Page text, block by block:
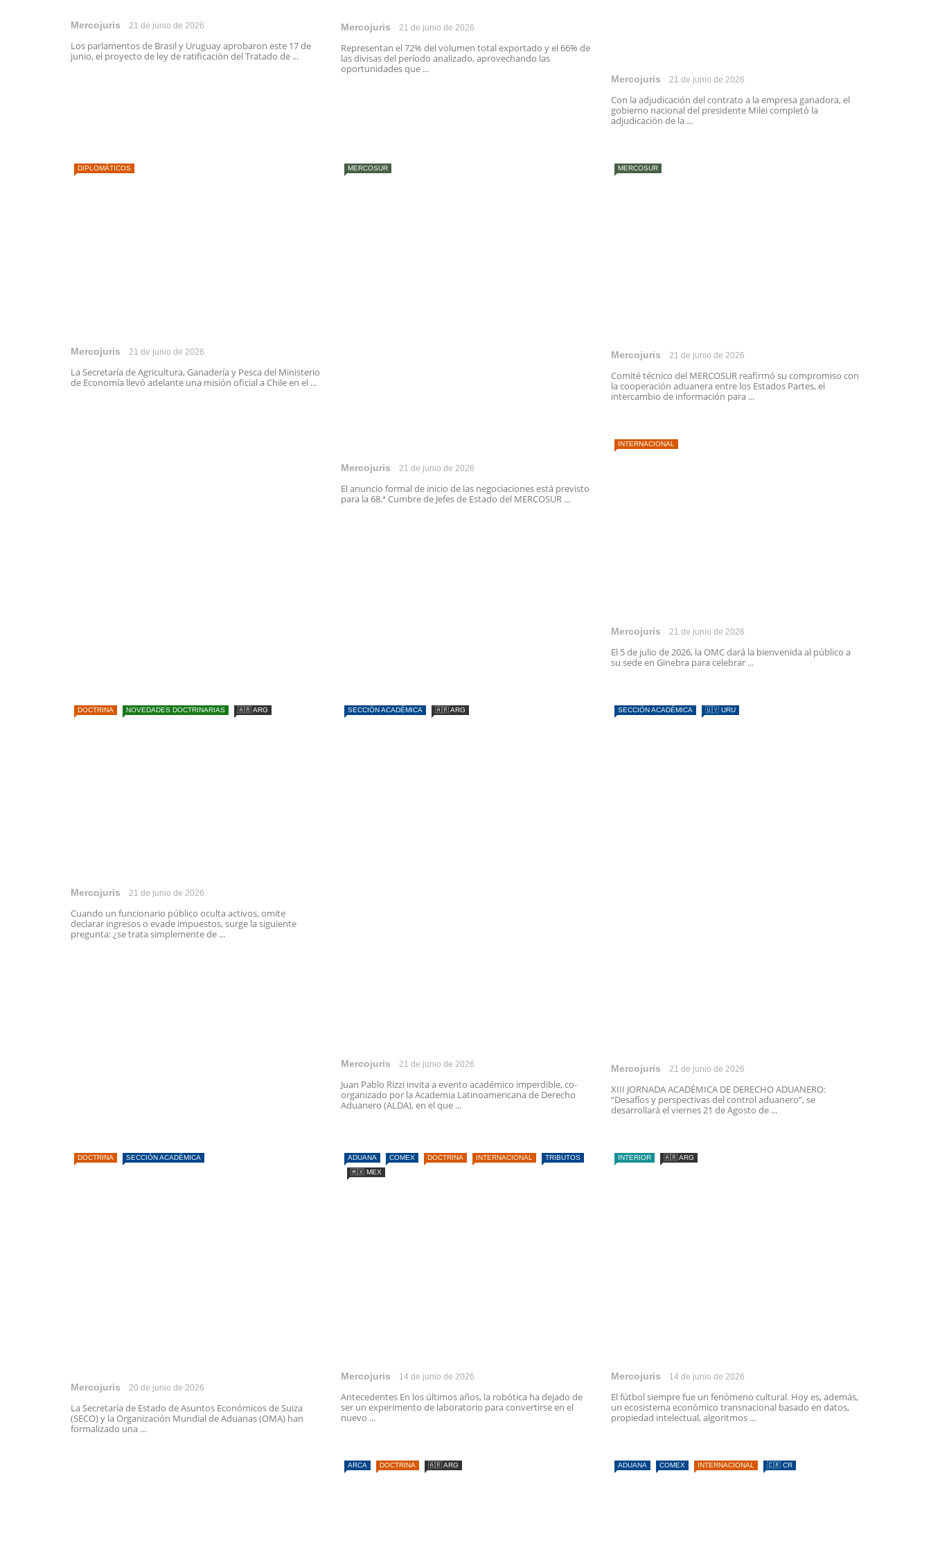
Mercojuris 21 de junio de 2026
Los parlamentos de Brasil y Uruguay aprobaron este 17 de
junio, el proyecto de ley de ratificación del Tratado de ...
Mercojuris 21 de junio de 2026
Representan el 72% del volumen total exportado y el 66% de
las divisas del período analizado, aprovechando las
oportunidades que ...
Mercojuris 21 de junio de 2026
Con la adjudicación del contrato a la empresa ganadora, el
gobierno nacional del presidente Milei completó la
adjudicación de la ...
DIPLOMÁTICOS
Mercojuris 21 de junio de 2026
La Secretaría de Agricultura, Ganadería y Pesca del Ministerio
de Economía llevó adelante una misión oficial a Chile en el ...
MERCOSUR
Mercojuris 21 de junio de 2026
El anuncio formal de inicio de las negociaciones está previsto
para la 68.ª Cumbre de Jefes de Estado del MERCOSUR ...
MERCOSUR
Mercojuris 21 de junio de 2026
Comité técnico del MERCOSUR reafirmó su compromiso con
la cooperación aduanera entre los Estados Partes, el
intercambio de información para ...
INTERNACIONAL
Mercojuris 21 de junio de 2026
El 5 de julio de 2026, la OMC dará la bienvenida al público a
su sede en Ginebra para celebrar ...
DOCTRINA NOVEDADES DOCTRINARIAS 🇦🇷 ARG
Mercojuris 21 de junio de 2026
Cuando un funcionario público oculta activos, omite
declarar ingresos o evade impuestos, surge la siguiente
pregunta: ¿se trata simplemente de ...
SECCIÓN ACADÉMICA 🇦🇷 ARG
Mercojuris 21 de junio de 2026
Juan Pablo Rizzi invita a evento académico imperdible, co-
organizado por la Academia Latinoamericana de Derecho
Aduanero (ALDA), en el que ...
SECCIÓN ACADÉMICA 🇺🇾 URU
Mercojuris 21 de junio de 2026
XIII JORNADA ACADÉMICA DE DERECHO ADUANERO:
“Desafíos y perspectivas del control aduanero”, se
desarrollará el viernes 21 de Agosto de ...
DOCTRINA SECCIÓN ACADÉMICA
Mercojuris 20 de junio de 2026
La Secretaría de Estado de Asuntos Económicos de Suiza
(SECO) y la Organización Mundial de Aduanas (OMA) han
formalizado una ...
ADUANA COMEX DOCTRINA INTERNACIONAL
TRIBUTOS
🇲🇽 MEX
Mercojuris 14 de junio de 2026
Antecedentes En los últimos años, la robótica ha dejado de
ser un experimento de laboratorio para convertirse en el
nuevo ...
INTERIOR 🇦🇷 ARG
Mercojuris 14 de junio de 2026
El fútbol siempre fue un fenómeno cultural. Hoy es, además,
un ecosistema económico transnacional basado en datos,
propiedad intelectual, algoritmos ...
ARCA DOCTRINA 🇦🇷 ARG ADUANA COMEX INTERNACIONAL 🇨🇷 CR